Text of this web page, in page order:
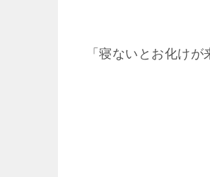
「寝ないとお化け